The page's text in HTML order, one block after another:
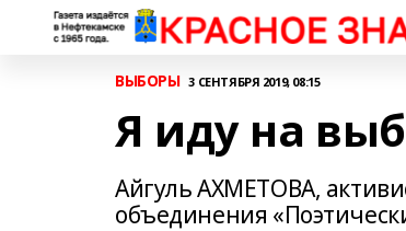
ВЫБОРЫ 3 СЕНТЯБРЯ 2019, 08:15
Я иду на
Айгуль АХМЕТОВА,
объединения